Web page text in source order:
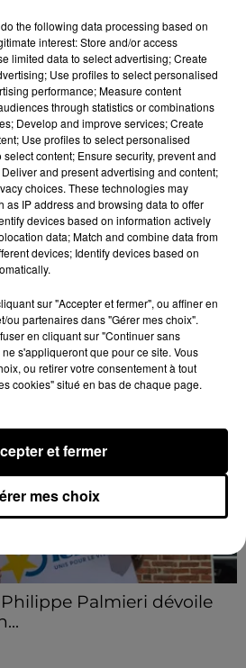
fraudes à Mainvilliers
tentent de voler vos
Voir plus
Philippe Palmieri dévoile
do the following data processing based on
interest: Store and/or access
limited data to select advertising; Create
Use profiles to select personalised
performance; Measure content
through statistics or combinations
Develop and improve services; Create
Use profiles to select personalised
content; Ensure security, prevent and
and present advertising and content;
choices. These technologies may
as IP address and browsing data to offer
devices based on information actively
data; Match and combine data from
devices; Identify devices based on
sur "Accepter et fermer", ou affiner en
ou partenaires dans "Gérer mes choix".
en cliquant sur "Continuer sans
s'appliqueront que pour ce site. Vous
ou retirer votre consentement à tout
cookies" situé en bas de chaque page.
mes choix
et fermer